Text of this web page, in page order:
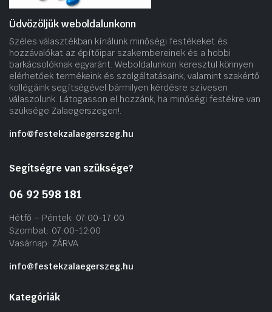
Üdvözöljük weboldalunkonn
Széles választékban kínálunk minőségi festékeket és
hozzávalókat az építőipar szakembereinek és a hobbi
barkácsolóknak egyaránt. Weboldalunkon keresztül könnyen
elérhetőek termékeink és szolgáltatásaink, valamint szakértő
kollégáink segítségével bármilyen kérdésre szívesen
válaszolunk. Látogasson el hozzánk, ha minőségi festékre van
szüksége Zalaegerszegen!.
info@festekzalaegerszeg.hu
Segítségre van szüksége?
06 92 598 181
Hétfő – Péntek: 07:00-17:00
Szombat: 07:00-12:00
Vasárnap: ZÁRVA
info@festekzalaegerszeg.hu
Kategóriák